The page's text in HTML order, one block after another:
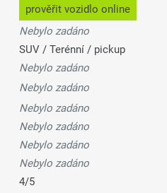
prověřit vozidlo online
Nebylo zadáno
SUV / Terénní / pickup
Nebylo zadáno
Nebylo zadáno
Nebylo zadáno
Nebylo zadáno
Nebylo zadáno
Nebylo zadáno
4/5